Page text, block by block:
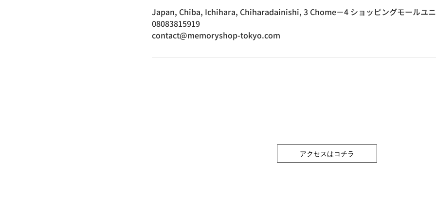
Japan, Chiba, Ichihara, Chiharadainishi, 3 Chome−4 ショッピングモールユ
08083815919
contact@memoryshop-tokyo.com
アクセスはコチラ